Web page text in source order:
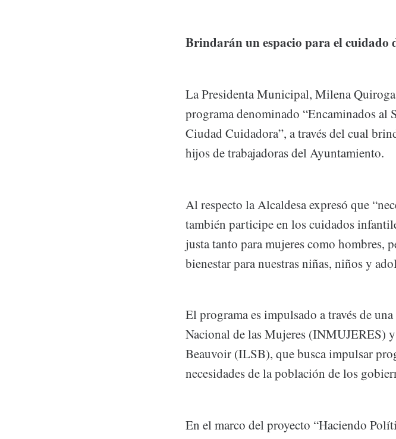
Brindarán un espacio para el cuidado
La Presidenta Municipal, Milena
programa denominado “Encaminados al
Ciudad Cuidadora”, a través del cual
hijos de trabajadoras del Ayuntamiento.
Al respecto la Alcaldesa expresó que
también participe en los cuidados
justa tanto para mujeres como
bienestar para nuestras niñas, niños y
El programa es impulsado a través de
Nacional de las Mujeres (INMUJERES)
Beauvoir (ILSB), que busca impulsar
necesidades de la población de los
En el marco del proyecto “Haciendo